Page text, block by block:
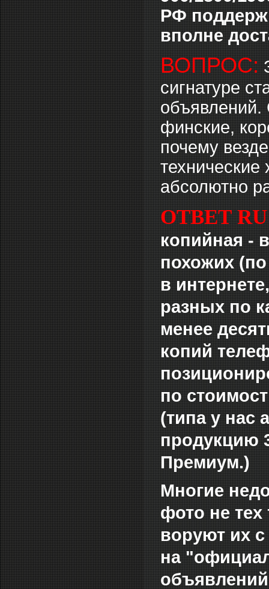
РФ
вполне
ВОПРОС:
сигнатуре
объявлений.
финские,
почему
абсолютно
ОТВЕТ RU
копийная -
похожих
в
разных по
менее
копий
по
(типа у нас
продукцию
Премиум.)
Многие
фото не
воруют их
на
объявлений